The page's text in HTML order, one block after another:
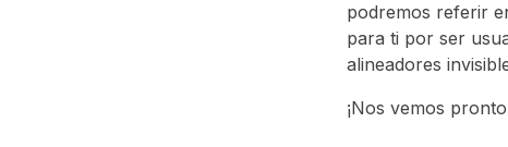
podremos referir
para ti por ser
alineadores
¡Nos vemos